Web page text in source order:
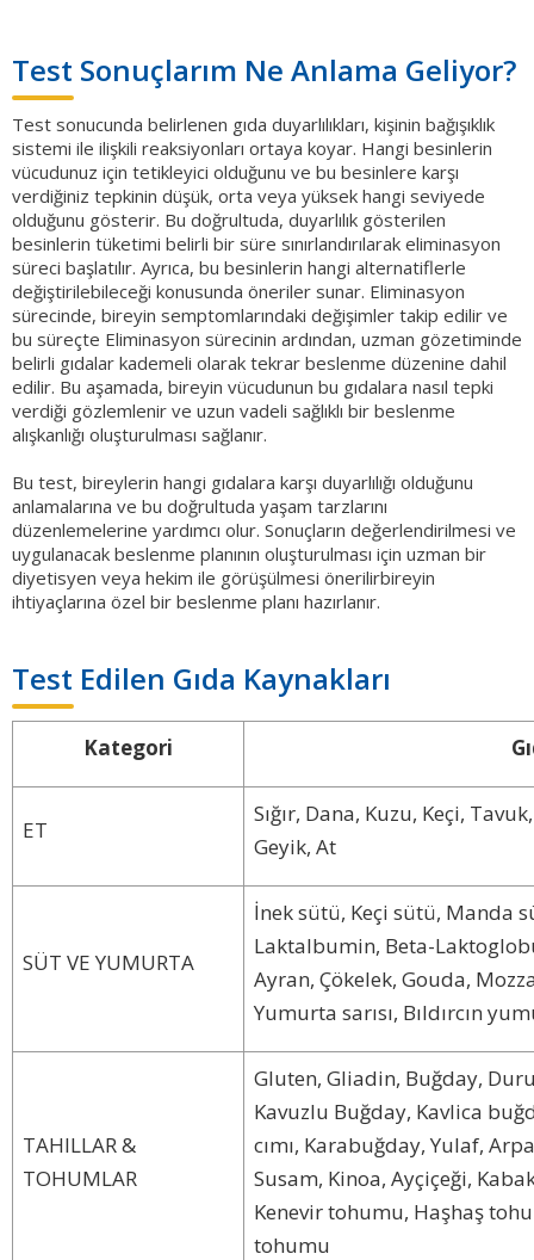
Test Sonuçlarım Ne Anlama Geliyor?
Test sonucunda belirlenen gıda duyarlılıkları, kişinin bağışıklık
sistemi ile ilişkili reaksiyonları ortaya koyar. Hangi besinlerin
vücudunuz için tetikleyici olduğunu ve bu besinlere karşı
verdiğiniz tepkinin düşük, orta veya yüksek hangi seviyede
olduğunu gösterir. Bu doğrultuda, duyarlılık gösterilen
besinlerin tüketimi belirli bir süre sınırlandırılarak eliminasyon
süreci başlatılır. Ayrıca, bu besinlerin hangi alternatiflerle
değiştirilebileceği konusunda öneriler sunar. Eliminasyon
sürecinde, bireyin semptomlarındaki değişimler takip edilir ve
bu süreçte Eliminasyon sürecinin ardından, uzman gözetiminde
belirli gıdalar kademeli olarak tekrar beslenme düzenine dahil
edilir. Bu aşamada, bireyin vücudunun bu gıdalara nasıl tepki
verdiği gözlemlenir ve uzun vadeli sağlıklı bir beslenme
alışkanlığı oluşturulması sağlanır.
Bu test, bireylerin hangi gıdalara karşı duyarlılığı olduğunu
anlamalarına ve bu doğrultuda yaşam tarzlarını
düzenlemelerine yardımcı olur. Sonuçların değerlendirilmesi ve
uygulanacak beslenme planının oluşturulması için uzman bir
diyetisyen veya hekim ile görüşülmesi önerilirbireyin
ihtiyaçlarına özel bir beslenme planı hazırlanır.
Test Edilen Gıda Kaynakları
Kategori
ET
Sığır, Dana, Kuzu, Keçi,
Geyik, At
SÜT VE YUMURTA
İnek sütü, Keçi sütü, Manda
Laktalbumin, Beta-
Ayran, Çökelek, Gouda,
Yumurta sarısı, Bıldırcın
TAHILLAR &
TOHUMLAR
Gluten, Gliadin, Buğday,
Kavuzlu Buğday, Kavlica
cımı, Karabuğday, Yulaf,
Susam, Kinoa, Ayçiçeği,
Kenevir tohumu, Haşhaş
tohumu